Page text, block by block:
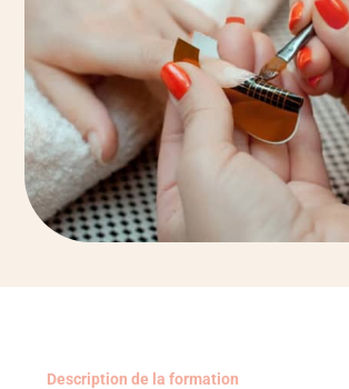
Description de la formation